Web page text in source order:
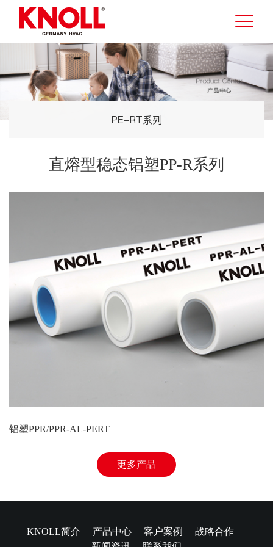
PE-RT系列
直熔型稳态铝塑PP-R系列
铝塑PPR/PPR-AL-PERT
更多产品
KNOLL简介 产品中心 客户案例
战略合作